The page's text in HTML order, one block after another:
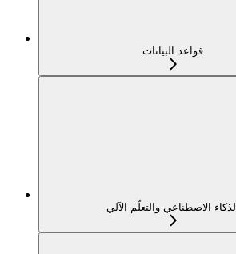
قواعد البيانات
الذكاء الاصطناعي والتعلّم الآلي